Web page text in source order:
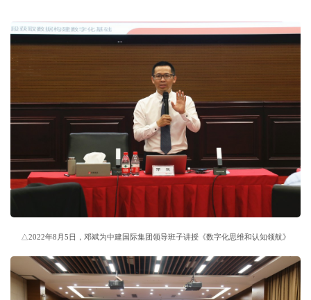
△2022年8月5日，邓斌为中建国际集团领导班子讲授《数字化思维和认知领航》